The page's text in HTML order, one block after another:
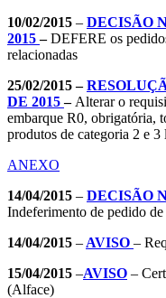
10/02/2015 – DECISÃO
2015–DEFERE os
relacionadas
25/02/2015 –
DE 2015– Alterar o
embarque R0, obrigatória,
produtos de categoria 2 e
ANEXO
14/04/2015 – DECISÃO
Indeferimento de pedido de
14/04/2015 – AVISO –
15/04/2015 –AVISO –
(Alface)